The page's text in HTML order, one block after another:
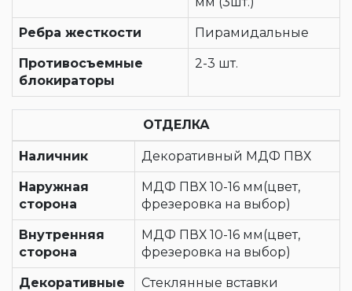
Ребра жесткости Пирамидальные
Противосъемные
блокираторы
2-3 шт.
ОТДЕЛКА
Наличник Декоративный МДФ ПВХ
Наружная
сторона
МДФ ПВХ 10-16 мм(цвет,
фрезеровка на выбор)
Внутренняя
сторона
МДФ ПВХ 10-16 мм(цвет,
фрезеровка на выбор)
Декоративные
Стеклянные вставки